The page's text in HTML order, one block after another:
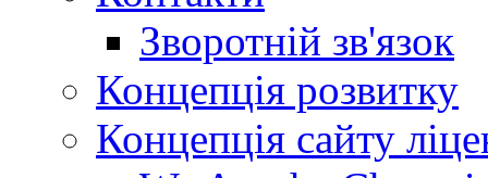
Зворотній зв'язок
Концепція розвитку
Концепція сайту